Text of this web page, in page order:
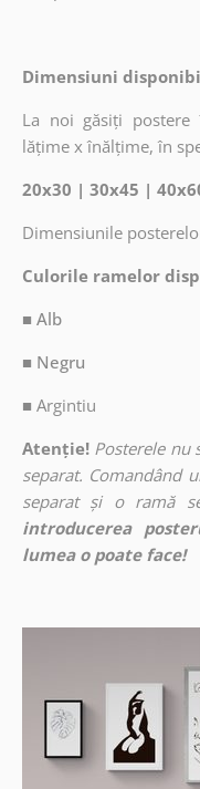
Dimensiuni
La noi găsiți postere
lățime x înălțime, în
20x30 | 30x45 |
Dimensiunile
Culorile ramelor
■ Alb
■ Negru
■ Argintiu
Atenție! Posterele nu
separat. Comandând
separat și o ramă
introducerea
lumea o poate face!